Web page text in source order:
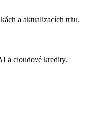
a aktualizacích trhu.
a cloudové kredity.